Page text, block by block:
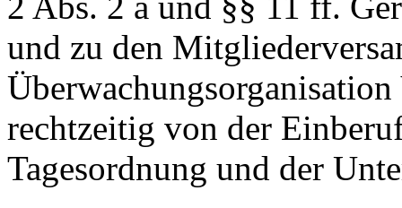
und zu den
rechtzeitig von der
Tagesordnung und der